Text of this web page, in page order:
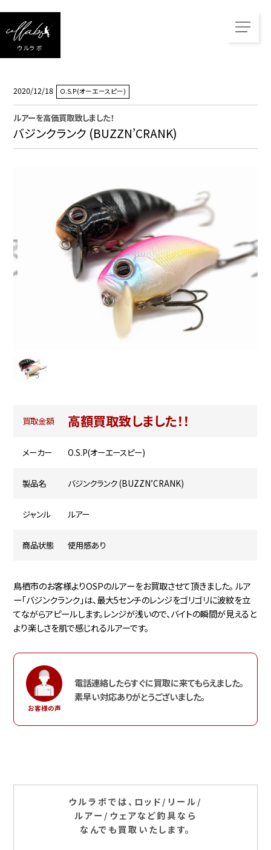
ウルラボ
2020/12/18 O.S.P(オーエースピー)
ルアーを高価買取致しました！
バジンクランク (BUZZN’CRANK)
買取金額 高額買取致しました！！
メーカー O.S.P(オーエースピー)
製品名 バジンクランク (BUZZN’CRANK)
ジャンル ルアー
商品状態 使用感あり
鳥栖市のお客様よりOSPのルアーをお買取させて頂きました。 ルア
ー「バジンクランク」は、最大5センチのレンジをゴリゴリに波紋を立
てながらアピールします。レンジが浅いので、バイトの瞬間が見えると
より楽しさを肌で感じれるルアーです。
お客様の声
電話連絡したらすぐに買取に来てもらえました。
素早い対応ありがとうございました。
ウルラボでは、ロッド/リール/
ルアー/ウェアなど釣具なら
なんでも買取いたします。